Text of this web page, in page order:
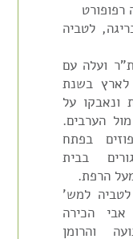
רפופורט
לטביה
ועלה עם
לארץ בשנת
ונאבקו על
הערבים.
בפתח
בבית
הרפת.
לטביה למש'
את אבי הכירה
והרומן